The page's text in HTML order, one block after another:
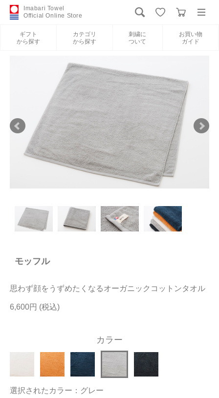
Imabari Towel
Official Online Store
ギフト
から探す
カテゴリ
から探す
刺繍に
ついて
お買い物
ガイド
新規会員登録
ギフトから探す
カテゴリから探す
刺繍について
当サイトについて
大量購入・法人向けの購入の方は
お問い合わせ
モッフル
思わず顔をうずめたくなるオーガニックコットンタオル
6,600円
カラー
選択されたカラー：グレー